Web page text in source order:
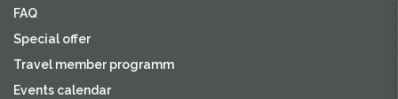
FAQ
Special offer
Travel member programm
Events calendar